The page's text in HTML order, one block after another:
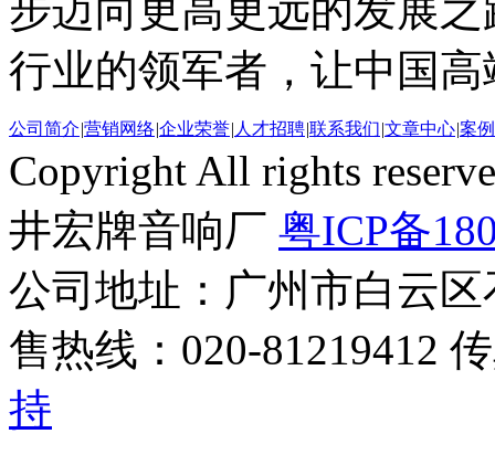
步迈向更高更远的发展
行业的领军者，让中国
公司简介|营销网络|企业荣誉| 人才招聘|联系我们|文章中心|案
Copyright All rights
井宏牌音响厂 粤ICP备
公司地址：广州市白云
售热线：020-81219412
持